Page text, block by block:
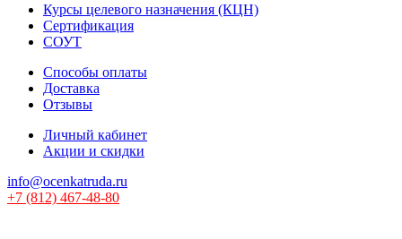
Курсы целевого назначения (КЦН)
Сертификация
СОУТ
Способы оплаты
Доставка
Отзывы
Личный кабинет
Акции и скидки
info@ocenkatruda.ru
+7 (812) 467-48-80